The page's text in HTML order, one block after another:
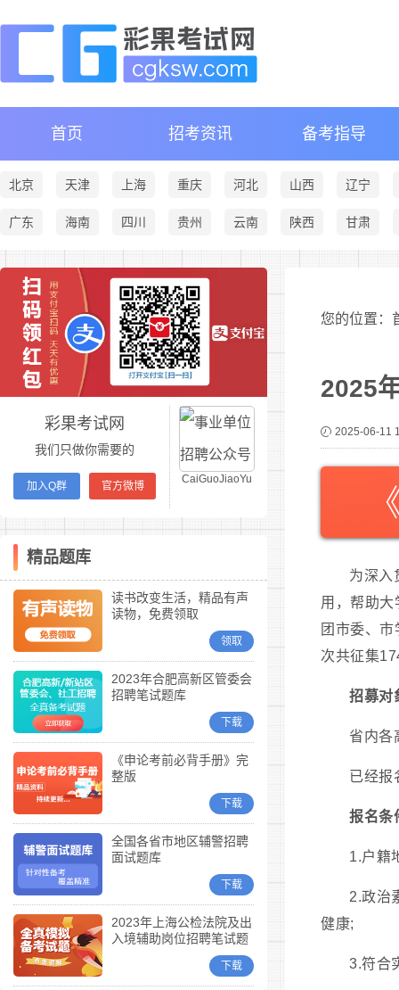
首页 招考资讯 备考指导
北京 天津 上海 重庆 河北 山西 辽宁
广东 海南 四川 贵州 云南 陕西 甘肃
彩果考试网
我们只做你需要的
加入Q群 官方微博
CaiGuoJiaoYu
精品题库
读书改变生活，精品有声
读物，免费领取
领取
2023年合肥高新区管委会
招聘笔试题库
下载
《申论考前必背手册》完
整版
下载
全国各省市地区辅警招聘
面试题库
下载
2023年上海公检法院及出
入境辅助岗位招聘笔试题
下载
您的位置：
2025
2025-06-11
为深入
用，帮助大
团市委、
次共征集
招募对
省内各
已经报
报名条
1.户籍
2.政治
健康;
3.符合